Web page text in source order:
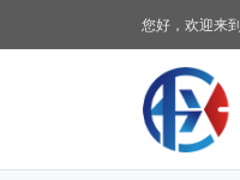
您好，欢迎来